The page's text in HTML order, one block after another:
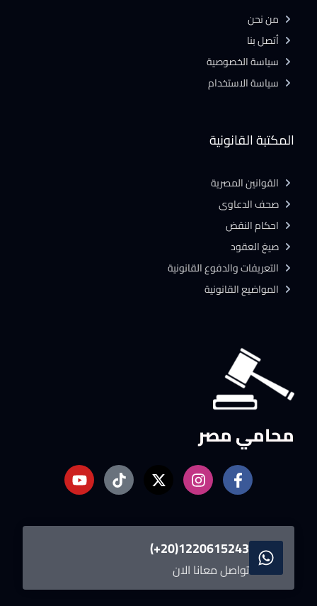
محامي مصر
1220615243(20+)
تواصل معانا الان
المكتبة القانونية
القوانين المصرية
صحف الدعاوى
احكام النقض
صيغ العقود
التعريفات والدفوع القانونية
المواضيع القانونية
من نحن
أتصل بنا
سياسة الخصوصية
سياسة الاستخدام